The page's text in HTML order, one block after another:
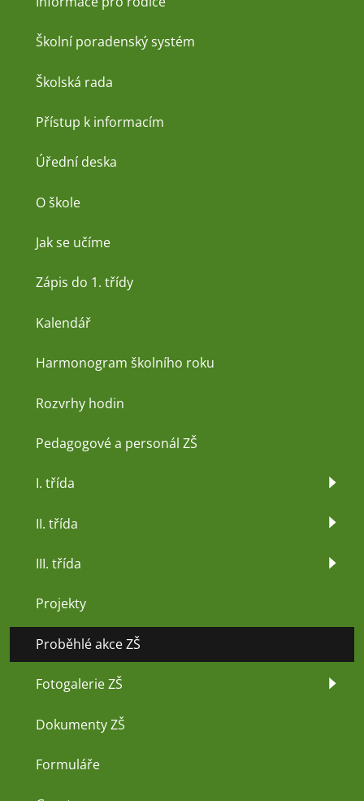
Školní poradenský systém
Školská rada
Přístup k informacím
Úřední deska
O škole
Jak se učíme
Zápis do 1. třídy
Kalendář
Harmonogram školního roku
Rozvrhy hodin
Pedagogové a personál ZŠ
I. třída
II. třída
III. třída
Projekty
Proběhlé akce ZŠ
Fotogalerie ZŠ
Dokumenty ZŠ
Formuláře